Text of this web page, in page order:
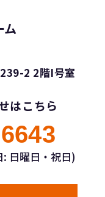
ム
2 2階I号室
はこちら
日曜日・祝日)